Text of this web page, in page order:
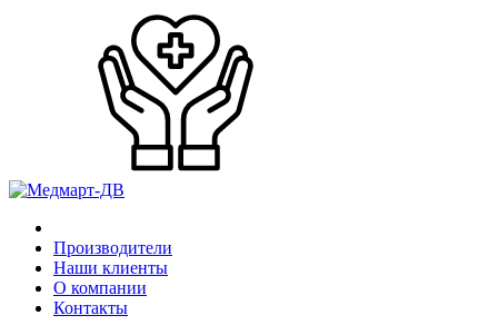
Производители
Наши клиенты
О компании
Контакты